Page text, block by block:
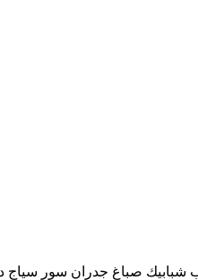
شبابيك صباغ جدران سور